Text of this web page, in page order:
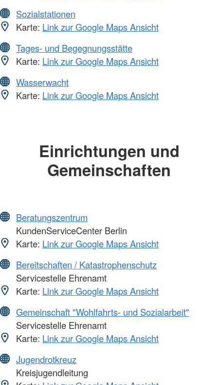
Sozialstationen
Karte: Link zur Google Maps Ansicht
Tages- und Begegnungsstätte
Karte: Link zur Google Maps Ansicht
Wasserwacht
Karte: Link zur Google Maps Ansicht
Einrichtungen und
Gemeinschaften
Beratungszentrum
KundenServiceCenter Berlin
Karte: Link zur Google Maps Ansicht
Bereitschaften / Katastrophenschutz
Servicestelle Ehrenamt
Karte: Link zur Google Maps Ansicht
Gemeinschaft "Wohlfahrts- und Sozialarbeit"
Servicestelle Ehrenamt
Karte: Link zur Google Maps Ansicht
Jugendrotkreuz
Kreisjugendleitung